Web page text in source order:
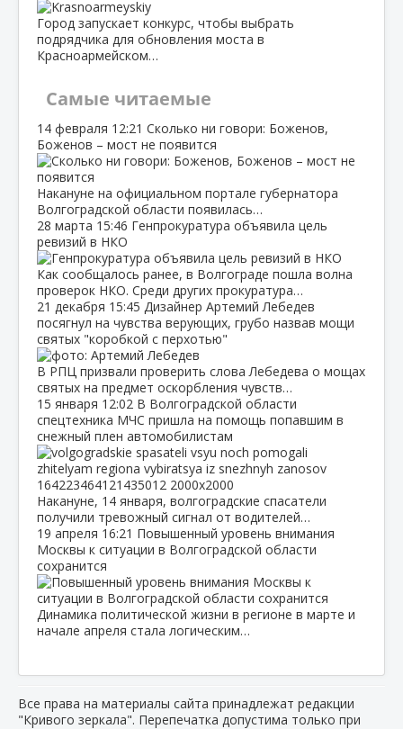
Город запускает конкурс, чтобы выбрать
подрядчика для обновления моста в
Красноармейском…
Самые читаемые
14 февраля 12:21 Сколько ни говори: Боженов,
Боженов – мост не появится
Накануне на официальном портале губернатора
Волгоградской области появилась…
28 марта 15:46 Генпрокуратура объявила цель
ревизий в НКО
Как сообщалось ранее, в Волгограде пошла волна
проверок НКО. Среди других прокуратура…
21 декабря 15:45 Дизайнер Артемий Лебедев
посягнул на чувства верующих, грубо назвав мощи
святых "коробкой с перхотью"
В РПЦ призвали проверить слова Лебедева о мощах
святых на предмет оскорбления чувств…
15 января 12:02 В Волгоградской области
спецтехника МЧС пришла на помощь попавшим в
снежный плен автомобилистам
Накануне, 14 января, волгоградские спасатели
получили тревожный сигнал от водителей…
19 апреля 16:21 Повышенный уровень внимания
Москвы к ситуации в Волгоградской области
сохранится
Динамика политической жизни в регионе в марте и
начале апреля стала логическим…
Все права на материалы сайта принадлежат редакции
"Кривого зеркала". Перепечатка допустима только при